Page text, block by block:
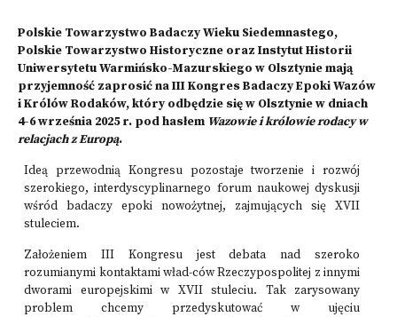
Polskie Towarzystwo Badaczy Wieku Siedemnastego,
Polskie Towarzystwo Historyczne oraz Instytut Historii
Uniwersytetu Warmińsko-Mazurskiego w Olsztynie mają
przyjemność zaprosić na III Kongres Badaczy Epoki Wazów
i Królów Rodaków, który odbędzie się w Olsztynie w dniach
4-6 września 2025 r. pod hasłem Wazowie i królowie rodacy w
relacjach z Europą.
Ideą przewodnią Kongresu pozostaje tworzenie i rozwój
szerokiego, interdyscyplinarnego forum naukowej dyskusji
wśród badaczy epoki nowożytnej, zajmujących się XVII
stuleciem.
Założeniem III Kongresu jest debata nad szeroko
rozumianymi kontaktami wład-ców Rzeczypospolitej z innymi
dworami europejskimi w XVII stuleciu. Tak zarysowany
problem chcemy przedyskutować w ujęciu